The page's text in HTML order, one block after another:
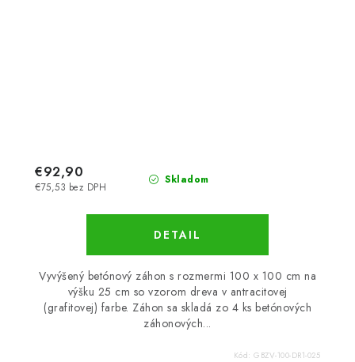
Skladom
€75,53 bez DPH
€92,90
DETAIL
Vyvýšený betónový záhon s rozmermi 100 x 100 cm na
výšku 25 cm so vzorom dreva v antracitovej
(grafitovej) farbe. Záhon sa skladá zo 4 ks betónových
záhonových...
Kód: GBZV-100-DR1-025